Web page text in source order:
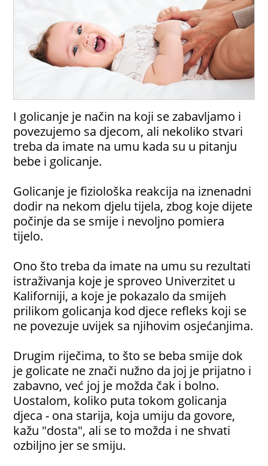
I golicanje je način na koji se zabavljamo i
povezujemo sa djecom, ali nekoliko stvari
treba da imate na umu kada su u pitanju
bebe i golicanje.
Golicanje je fiziološka reakcija na iznenadni
dodir na nekom djelu tijela, zbog koje dijete
počinje da se smije i nevoljno pomiera
tijelo.
Ono što treba da imate na umu su rezultati
istraživanja koje je sproveo Univerzitet u
Kaliforniji, a koje je pokazalo da smijeh
prilikom golicanja kod djece refleks koji se
ne povezuje uvijek sa njihovim osjećanjima.
Drugim riječima, to što se beba smije dok
je golicate ne znači nužno da joj je prijatno i
zabavno, već joj je možda čak i bolno.
Uostalom, koliko puta tokom golicanja
djeca - ona starija, koja umiju da govore,
kažu "dosta", ali se to možda i ne shvati
ozbiljno jer se smiju.